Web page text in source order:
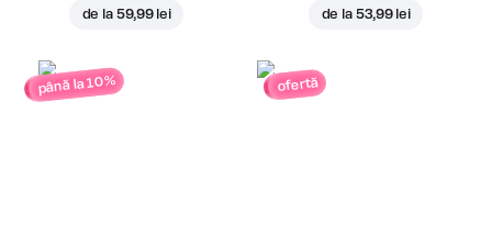
de la 59,99 lei de la 53,99 lei
până la 10% ofertă